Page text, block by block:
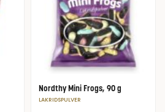
Nordthy Mini Frogs, 90 g
LAKRIDSPULVER